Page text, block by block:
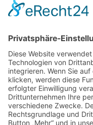
Stolpersteine
Service
Downloads
Schließfächer